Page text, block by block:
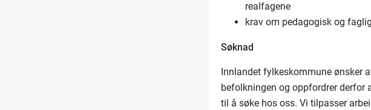
realfagene
krav om pedagogisk og
Søknad
Innlandet fylkeskommune ønsker
befolkningen og oppfordrer derfor
til å søke hos oss. Vi tilpasser